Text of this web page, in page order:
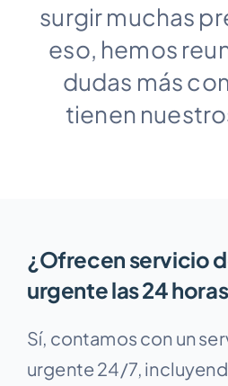
Servicios
surgir muchas
eso, hemos
dudas más
tienen
¿Ofrecen servicio
urgente las 24
Sí, contamos con un
urgente 24/7,